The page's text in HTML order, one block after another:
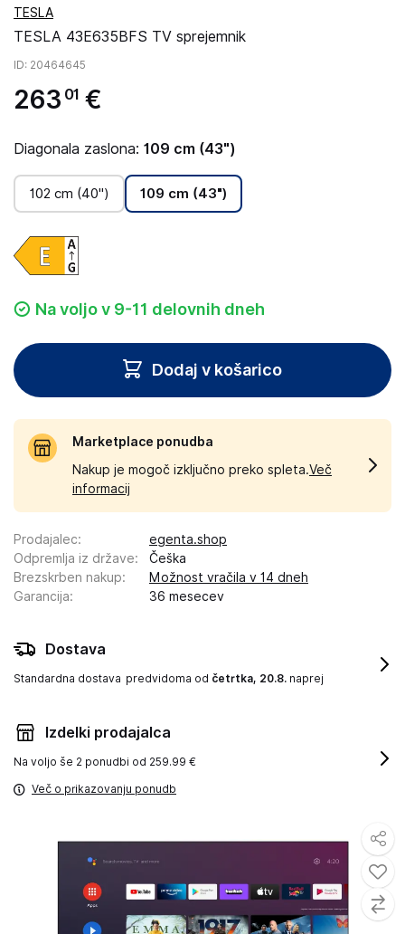
TESLA
TESLA 43E635BFS TV sprejemnik
ID: 20464645
263 01 €
Diagonala zaslona: 109 cm (43")
102 cm (40") 109 cm (43")
Na voljo v 9-11 delovnih dneh
Dodaj v košarico
Marketplace ponudba
Nakup je mogoč izključno preko spleta.Več
informacij
Prodajalec:
egenta.shop
Odpremlja iz države:
Češka
Brezskrben nakup:
Možnost vračila v 14 dneh
Garancija: 36 mesecev
Dostava
Standardna dostava predvidoma od četrtka, 20.8. naprej
Izdelki prodajalca
Na voljo še 2 ponudbi od 259.99 €
Več o prikazovanju ponudb